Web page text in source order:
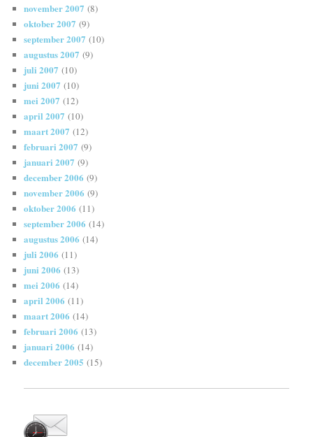
november 2007 (8)
oktober 2007 (9)
september 2007 (10)
augustus 2007 (9)
juli 2007 (10)
juni 2007 (10)
mei 2007 (12)
april 2007 (10)
maart 2007 (12)
februari 2007 (9)
januari 2007 (9)
december 2006 (9)
november 2006 (9)
oktober 2006 (11)
september 2006 (14)
augustus 2006 (14)
juli 2006 (11)
juni 2006 (13)
mei 2006 (14)
april 2006 (11)
maart 2006 (14)
februari 2006 (13)
januari 2006 (14)
december 2005 (15)